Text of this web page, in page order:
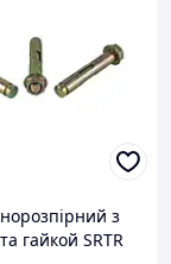
з
гайкой SRTR